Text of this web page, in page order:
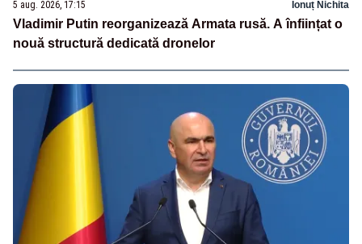
5 aug. 2026, 17:15 Ionuț Nichita
Vladimir Putin reorganizează Armata rusă. A înființat o
nouă structură dedicată dronelor